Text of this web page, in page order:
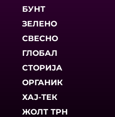
БУНТ
ЗЕЛЕНО
СВЕСНО
ГЛОБАЛ
СТОРИЈА
ОРГАНИК
ХАЈ-ТЕК
ЖОЛТ ТРН